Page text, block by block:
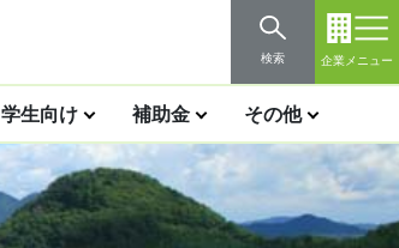
検索 企業メニュー
学生向け 補助金 その他